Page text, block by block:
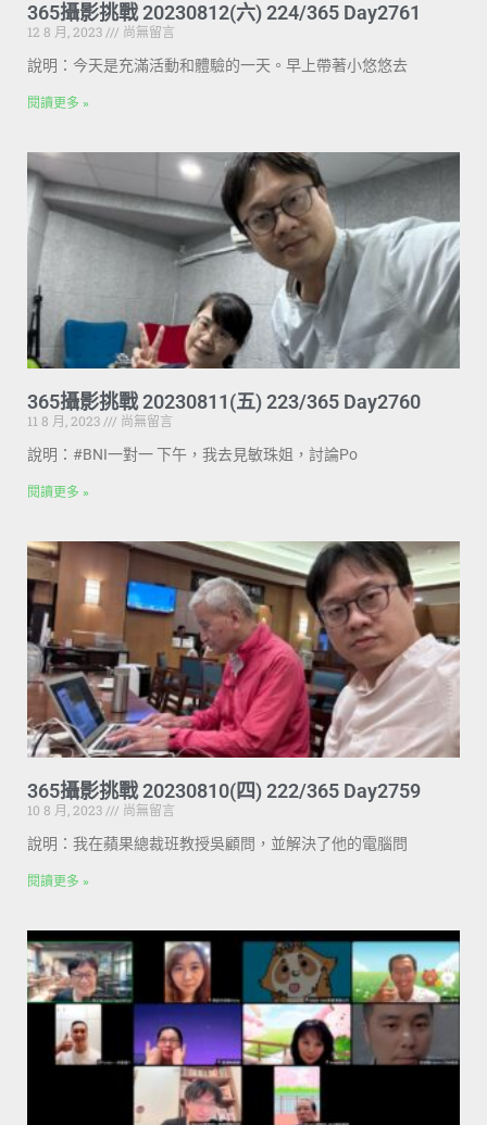
365攝影挑戰 20230812(六) 224/365 Day2761
12 8 月, 2023
尚無留言
說明：今天是充滿活動和體驗的一天。早上帶著小悠悠去
閱讀更多 »
365攝影挑戰 20230811(五) 223/365 Day2760
11 8 月, 2023
尚無留言
說明：#BNI一對一 下午，我去見敏珠姐，討論Po
閱讀更多 »
365攝影挑戰 20230810(四) 222/365 Day2759
10 8 月, 2023
尚無留言
說明：我在蘋果總裁班教授吳顧問，並解決了他的電腦問
閱讀更多 »